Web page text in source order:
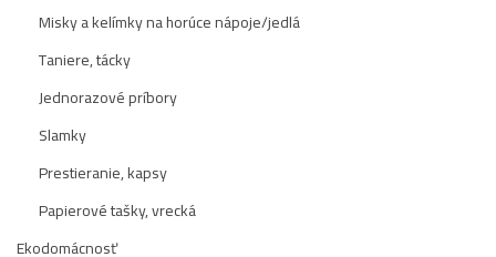
Misky a kelímky na horúce nápoje/jedlá
Taniere, tácky
Jednorazové príbory
Slamky
Prestieranie, kapsy
Papierové tašky, vrecká
Ekodomácnosť